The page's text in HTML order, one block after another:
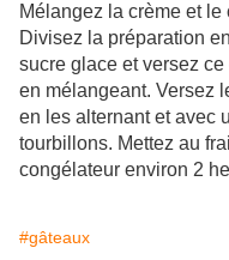
Mélangez la crème et
Divisez la préparation
sucre glace et versez
en mélangeant. Versez
en les alternant et avec
tourbillons. Mettez au
congélateur environ 2
#gâteaux